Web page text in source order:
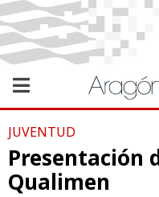
JUVENTUD
Presentación
Qualimen